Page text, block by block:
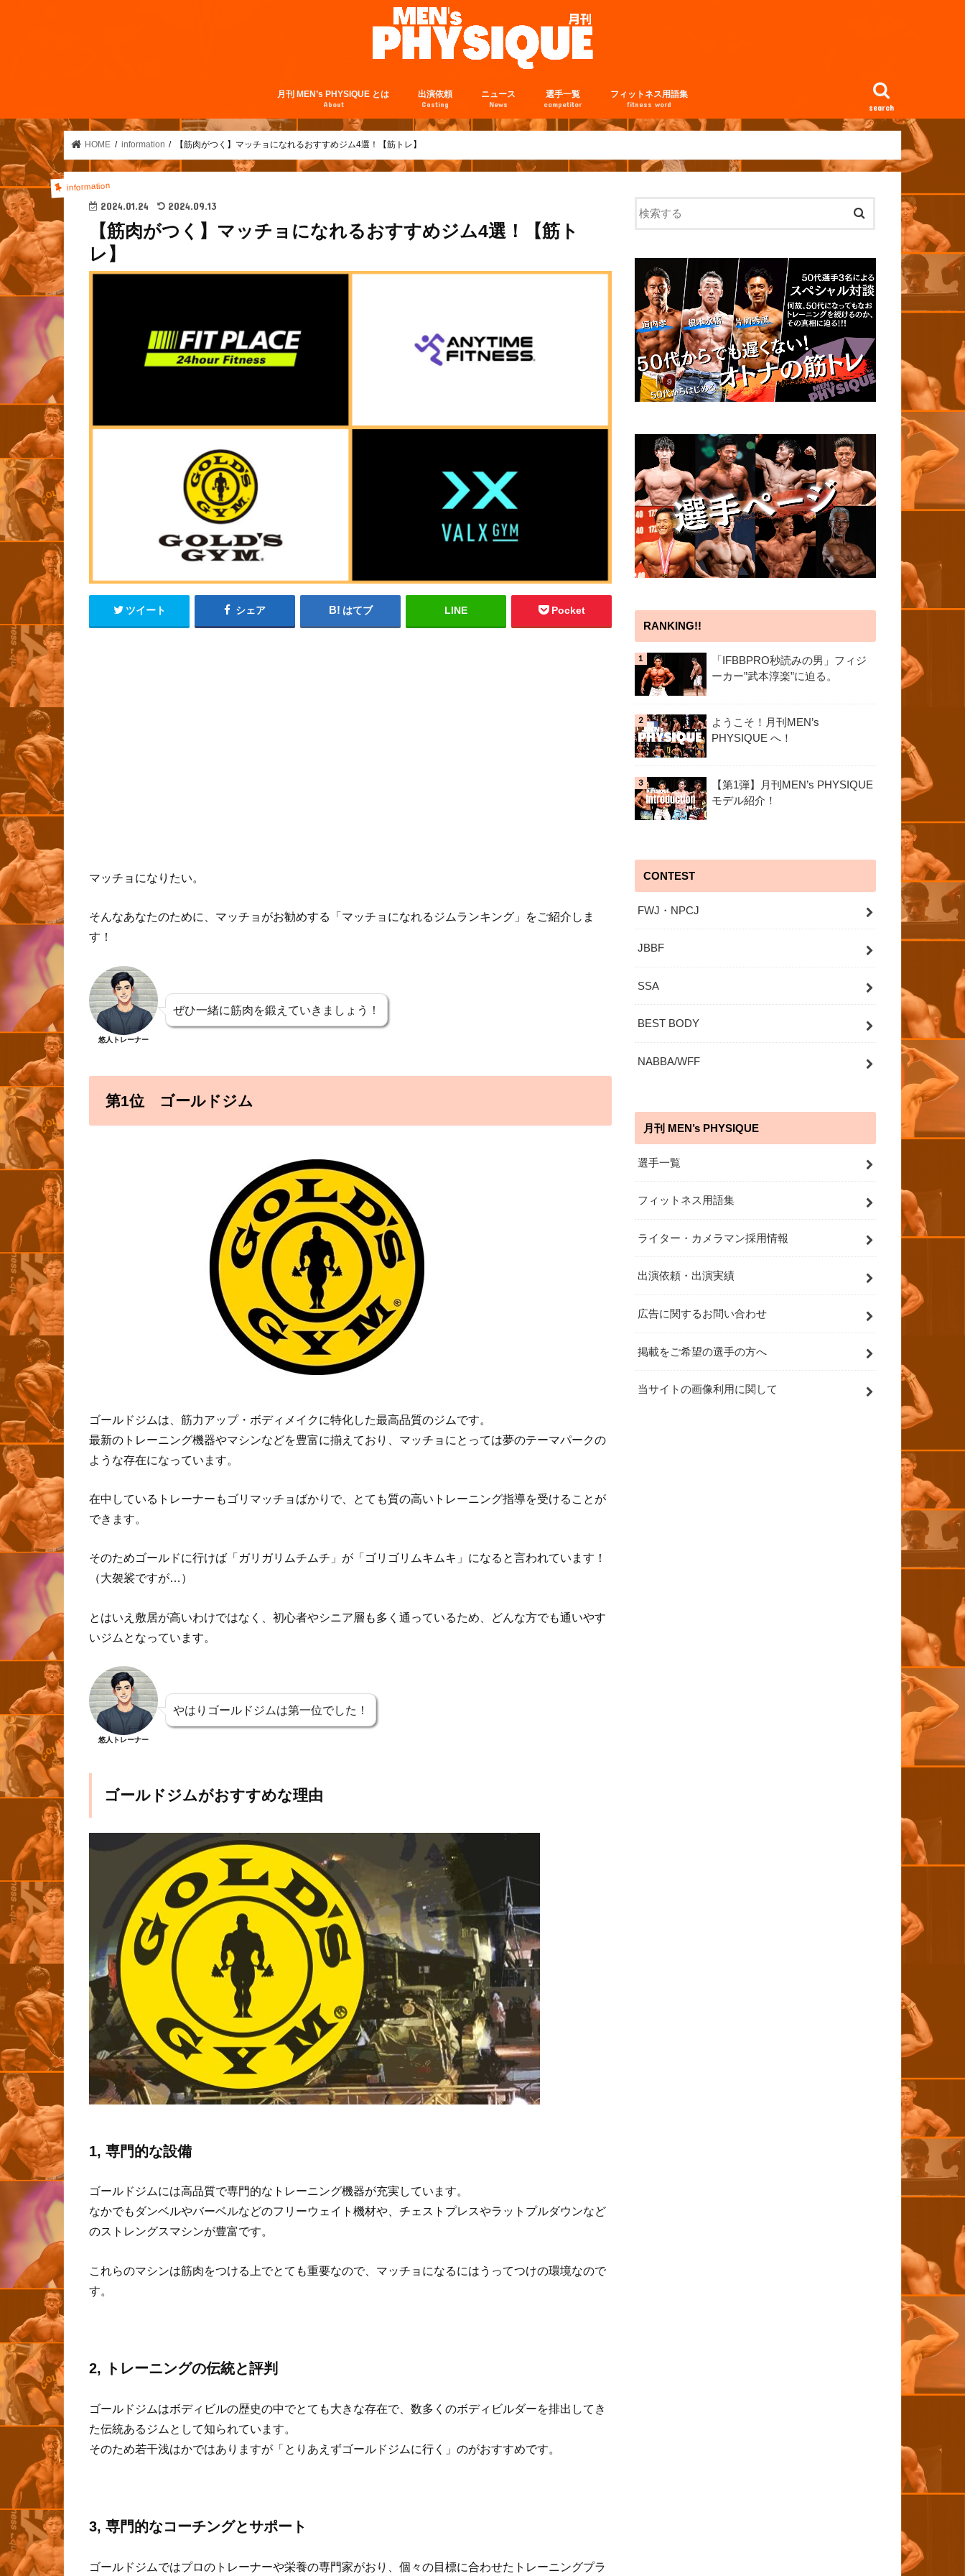
search
月刊 MEN’s PHYSIQUE とは
About
出演依頼
Casting
ニュース
News
選手一覧
competitor
フィットネス用語集
fitness word
HOME information 【筋肉がつく】マッチョになれるおすすめジム4選！【筋トレ】
information
2024.01.24 2024.09.13
【筋肉がつく】マッチョになれるおすすめジム4選！【筋ト
レ】
ツイート シェア はてブ LINE Pocket
マッチョになりたい。
そんなあなたのために、マッチョがお勧めする「マッチョになれるジムランキング」をご紹介しま
す！
悠人トレーナー
ぜひ一緒に筋肉を鍛えていきましょう！
第1位 ゴールドジム
ゴールドジムは、筋力アップ・ボディメイクに特化した最高品質のジムです。
最新のトレーニング機器やマシンなどを豊富に揃えており、マッチョにとっては夢のテーマパークの
ような存在になっています。
在中しているトレーナーもゴリマッチョばかりで、とても質の高いトレーニング指導を受けることが
できます。
そのためゴールドに行けば「ガリガリムチムチ」が「ゴリゴリムキムキ」になると言われています！
（大袈裟ですが…）
とはいえ敷居が高いわけではなく、初心者やシニア層も多く通っているため、どんな方でも通いやす
いジムとなっています。
悠人トレーナー
やはりゴールドジムは第一位でした！
ゴールドジムがおすすめな理由
1, 専門的な設備
ゴールドジムには高品質で専門的なトレーニング機器が充実しています。
なかでもダンベルやバーベルなどのフリーウェイト機材や、チェストプレスやラットプルダウンなど
のストレングスマシンが豊富です。
これらのマシンは筋肉をつける上でとても重要なので、マッチョになるにはうってつけの環境なので
す。
2, トレーニングの伝統と評判
ゴールドジムはボディビルの歴史の中でとても大きな存在で、数多くのボディビルダーを排出してき
た伝統あるジムとして知られています。
そのため若干浅はかではありますが「とりあえずゴールドジムに行く」のがおすすめです。
3, 専門的なコーチングとサポート
ゴールドジムではプロのトレーナーや栄養の専門家がおり、個々の目標に合わせたトレーニングプラ
RANKING!!
「IFBBPRO秒読みの男」フィジ
ーカー”武本淳楽”に迫る。
ようこそ！月刊MEN’s
PHYSIQUE へ！
【第1弾】月刊MEN’s PHYSIQUE
モデル紹介！
CONTEST
FWJ・NPCJ
JBBF
SSA
BEST BODY
NABBA/WFF
月刊 MEN’s PHYSIQUE
選手一覧
フィットネス用語集
ライター・カメラマン採用情報
出演依頼・出演実績
広告に関するお問い合わせ
掲載をご希望の選手の方へ
当サイトの画像利用に関して